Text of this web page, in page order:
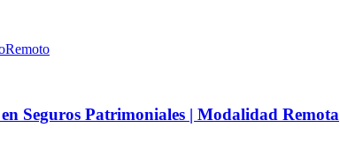
Remoto
Seguros Patrimoniales | Modalidad Remota